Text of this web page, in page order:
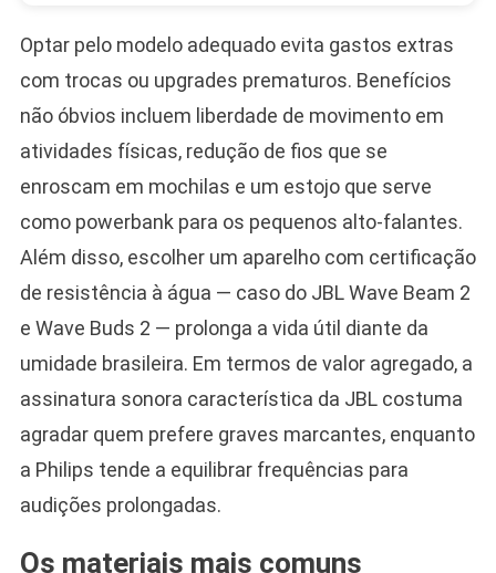
Optar pelo modelo adequado evita gastos extras
com trocas ou upgrades prematuros. Benefícios
não óbvios incluem liberdade de movimento em
atividades físicas, redução de fios que se
enroscam em mochilas e um estojo que serve
como powerbank para os pequenos alto-falantes.
Além disso, escolher um aparelho com certificação
de resistência à água — caso do JBL Wave Beam 2
e Wave Buds 2 — prolonga a vida útil diante da
umidade brasileira. Em termos de valor agregado, a
assinatura sonora característica da JBL costuma
agradar quem prefere graves marcantes, enquanto
a Philips tende a equilibrar frequências para
audições prolongadas.
Os materiais mais comuns